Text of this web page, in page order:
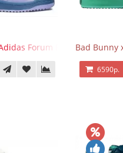
Forum Buckle Low
Bad Bunny
6590р.